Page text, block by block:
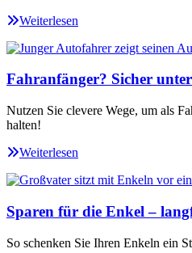
Weiterlesen
Fahranfänger? Sicher
Nutzen Sie clevere Wege, um als
halten!
Weiterlesen
Sparen für die Enkel –
So schenken Sie Ihren Enkeln ein